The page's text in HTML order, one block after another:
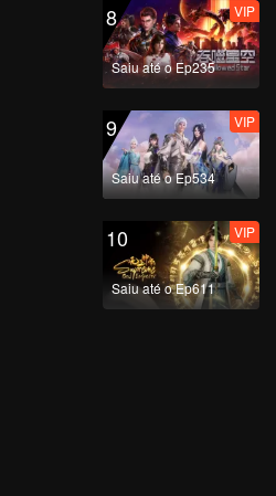
8
Saiu até o Ep235
VIP
9
Saiu até o Ep534
VIP
10
Saiu até o Ep611
VIP